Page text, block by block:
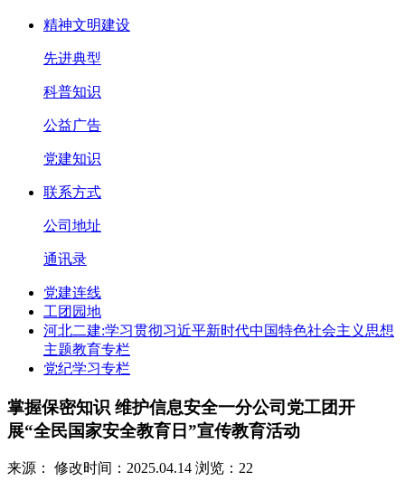
精神文明建设
先进典型
科普知识
公益广告
党建知识
联系方式
公司地址
通讯录
党建连线
工团园地
河北二建:学习贯彻习近平新时代中国特色社会主义思想
主题教育专栏
党纪学习专栏
掌握保密知识 维护信息安全一分公司党工团开
展“全民国家安全教育日”宣传教育活动
来源： 修改时间：2025.04.14 浏览：22